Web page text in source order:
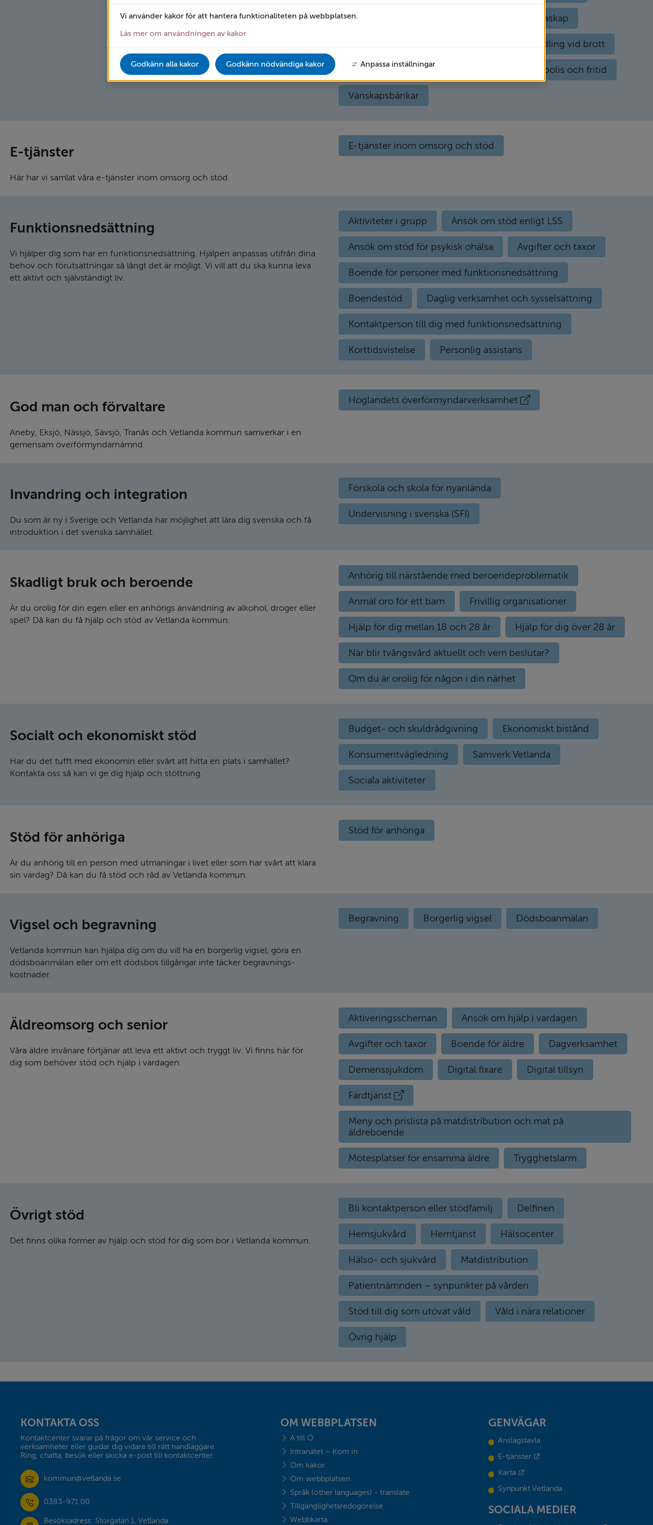
Vi använder kakor för att hantera funktionaliteten på webbplatsen.
Läs mer om användningen av kakor
Godkänn alla kakor Godkänn nödvändiga kakor Anpassa inställningar
Familjeresursenheten Familj och föräldraskap
Medling vid brott
SSPF - Samverkan mellan skola, socialtjänst, polis och fritid
Vänskapsbänkar
E-tjänster
Här har vi samlat våra e-tjänster inom omsorg och stöd.
E-tjänster inom omsorg och stöd
Funktions­ned­sättning
Vi hjälper dig som har en funktionsnedsättning. Hjälpen anpassas utifrån dina
behov och förutsättningar så långt det är möjligt. Vi vill att du ska kunna leva
ett aktivt och självständigt liv.
Aktiviteter i grupp Ansök om stöd enligt LSS
Ansök om stöd för psykisk ohälsa Avgifter och taxor
Boende för personer med funktionsnedsättning
Boendestöd Daglig verksamhet och sysselsättning
Kontaktperson till dig med funktionsnedsättning
Korttidsvistelse Personlig assistans
God man och förvaltare
Aneby, Eksjö, Nässjö, Sävsjö, Tranås och Vetlanda kommun samverkar i en
gemensam överförmyndar­nämnd.
Höglandets överförmyndarverksamhet
Extern
länk
Invandring och integ­ration
Du som är ny i Sverige och Vetlanda har möjlighet att lära dig svenska och få
introduktion i det svenska samhället.
Förskola och skola för nyanlända
Undervisning i svenska (SFI)
Skadligt bruk och beroende
Är du orolig för din egen eller en anhörigs användning av alkohol, droger eller
spel? Då kan du få hjälp och stöd av Vetlanda kommun.
Anhörig till närstående med beroendeproblematik
Anmäl oro för ett barn Frivillig organisationer
Hjälp för dig mellan 18 och 28 år Hjälp för dig över 28 år
När blir tvångsvård aktuellt och vem beslutar?
Om du är orolig för någon i din närhet
Socialt och ekono­miskt stöd
Har du det tufft med ekonomin eller svårt att hitta en plats i samhället?
Kontakta oss så kan vi ge dig hjälp och stöttning.
Budget- och skuldrådgivning Ekonomiskt bistånd
Konsumentvägledning Samverk Vetlanda
Sociala aktiviteter
Stöd för anhöriga
Är du anhörig till en person med utmaningar i livet eller som har svårt att klara
sin vardag? Då kan du få stöd och råd av Vetlanda kommun.
Stöd för anhöriga
Vigsel och begravning
Vetlanda kommun kan hjälpa dig om du vill ha en borgerlig vigsel, göra en
dödsbo­anmälan eller om ett dödsbos tillgångar inte täcker begravnings­
kostnader.
Begravning Borgerlig vigsel Dödsboanmälan
Äldre­omsorg och senior
Våra äldre invånare förtjänar att leva ett aktivt och tryggt liv. Vi finns här för
dig som behöver stöd och hjälp i vardagen.
Aktiveringsscheman Ansök om hjälp i vardagen
Avgifter och taxor Boende för äldre Dagverksamhet
Demenssjukdom Digital fixare Digital tillsyn
Färdtjänst
Extern
länk
Meny och prislista på matdistribution och mat på
äldreboende
Mötesplatser för ensamma äldre Trygghetslarm
Övrigt stöd
Det finns olika former av hjälp och stöd för dig som bor i Vetlanda kommun.
Bli kontaktperson eller stödfamilj Delfinen
Hemsjukvård Hemtjänst Hälsocenter
Hälso- och sjukvård Matdistribution
Patientnämnden – synpunkter på vården
Stöd till dig som utövat våld Våld i nära relationer
Övrig hjälp
KONTAKTA OSS
Kontaktcenter svarar på frågor om vår service och
verksamheter eller guidar dig vidare till rätt handläggare.
Ring, chatta, besök eller skicka e-post till kontaktcenter.
kommun@vetlanda.se
0383-971 00
Besöksadress: Storgatan 1, Vetlanda
OM WEBBPLATSEN
A till Ö
Intranätet – Kom in
Om kakor
Om webbplatsen
Språk (other languages) - translate
Tillgänglighetsredogörelse
Webbkarta
GENVÄGAR
Anslagstavla
E-tjänster
Länk till annan webbplats.
Karta
Länk till annan webbplats.
Synpunkt Vetlanda
SOCIALA MEDIER